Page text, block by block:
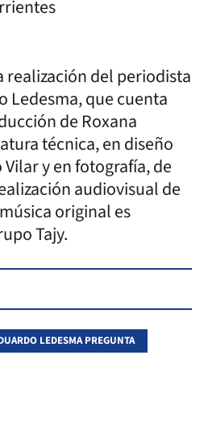
realización del periodista
Ledesma, que cuenta
de Roxana
técnica, en diseño
y en fotografía, de
audiovisual de
original es
Tajy.
LEDESMA PREGUNTA